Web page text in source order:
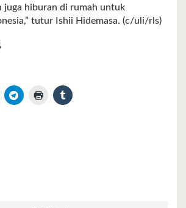
juga hiburan di rumah untuk
tutur Ishii Hidemasa. (c/uli/rls)